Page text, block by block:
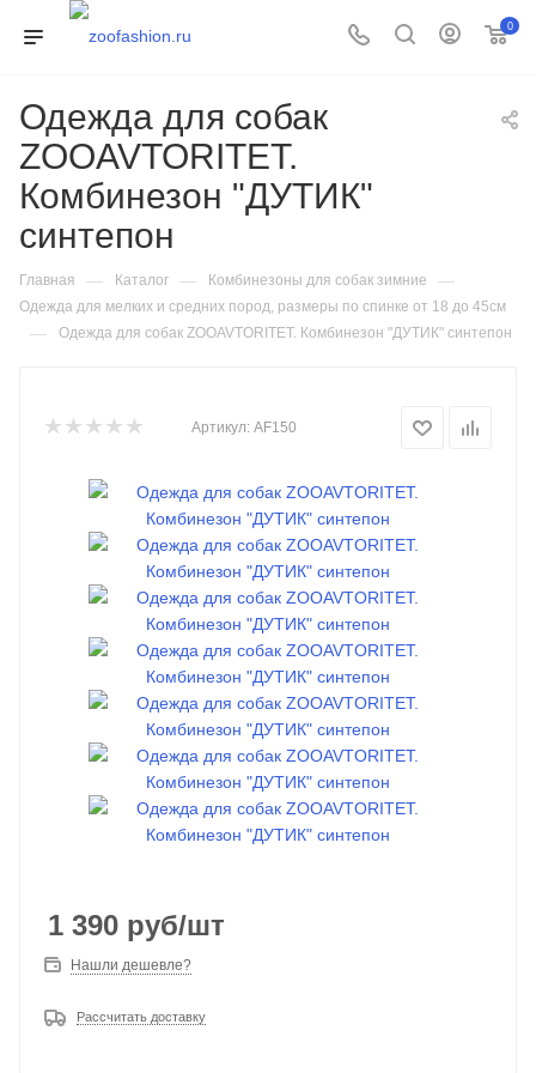
0
Одежда для собак
ZOOAVTORITET.
Комбинезон "ДУТИК"
синтепон
Главная — Каталог — Комбинезоны для собак зимние —
Одежда для мелких и средних пород, размеры по спинке от 18 до 45см
— Одежда для собак ZOOAVTORITET. Комбинезон "ДУТИК" синтепон
Артикул: AF150
1 390 руб/шт
Нашли дешевле?
Рассчитать доставку